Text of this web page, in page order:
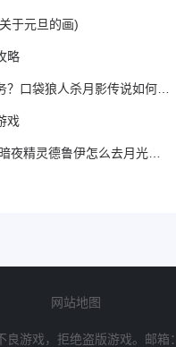
于元旦的画)
略
戏
网站地图
良游戏，拒绝盗版游戏。邮箱：